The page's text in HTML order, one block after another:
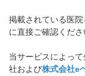
掲載されている医
に直接ご確認くださ
当サービスによっ
社および株式会社e